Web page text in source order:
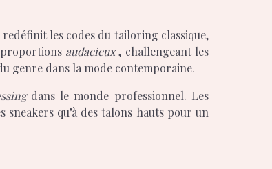
les codes du tailoring classique,
proportions audacieux, challengeant les
genre dans la mode contemporaine.
dans le monde professionnel. Les
qu’à des talons hauts pour un